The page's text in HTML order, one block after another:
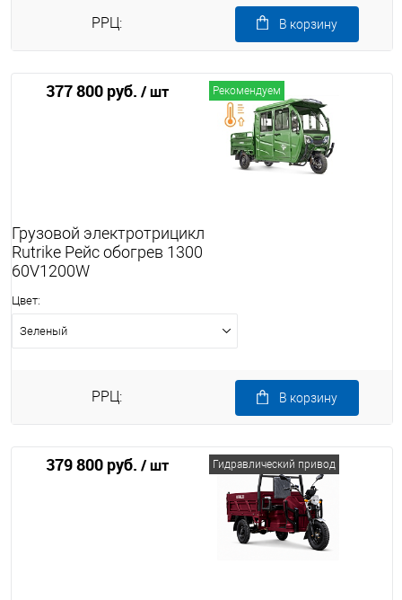
РРЦ:
377 800 руб. / шт
В корзину
Рекомендуем
Грузовой электротрицикл
Rutrike Рейс обогрев 1300
60V1200W
Цвет:
Зеленый
РРЦ:
379 800 руб. / шт
В корзину
Гидравлический привод